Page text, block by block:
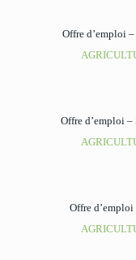
Offre d’emploi
Offre d’emploi
Offre d’emploi